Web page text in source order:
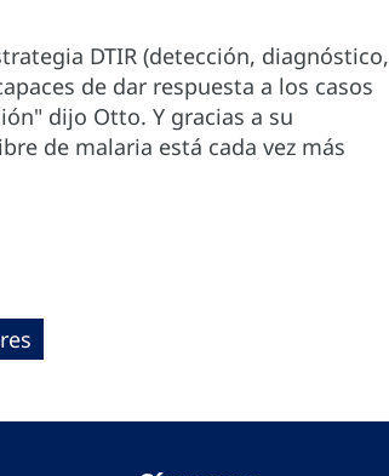
DTIR (detección, diagnóstico,
de dar respuesta a los casos
dijo Otto. Y gracias a su
de malaria está cada vez más